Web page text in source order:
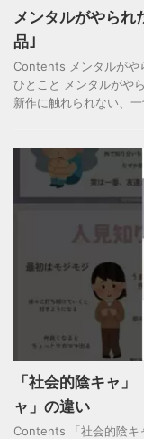
メンタルがやられ
品｣
Contents メンタルがや
ひとこと メンタルがや
新作に触れられない、
「社会的陰キャ
ャ」の違い
Contents 「社会的陰キ